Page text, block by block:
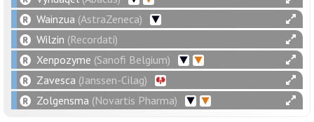
Wainzua (AstraZeneca)
Wilzin (Recordati)
Xenpozyme (Sanofi Belgium)
Zavesca (Janssen-Cilag)
Zolgensma (Novartis Pharma)